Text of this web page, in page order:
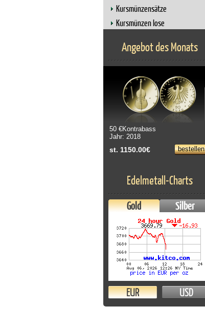
Kursmünzensätze
Kursmünzen lose
Angebot des Monats
50 €Kontrabass
Jahr: 2018
st. 1150.00€ bestellen
Edelmetall-Charts
Gold Silber
EUR USD